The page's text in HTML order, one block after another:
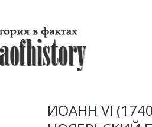
ИОАНН VI